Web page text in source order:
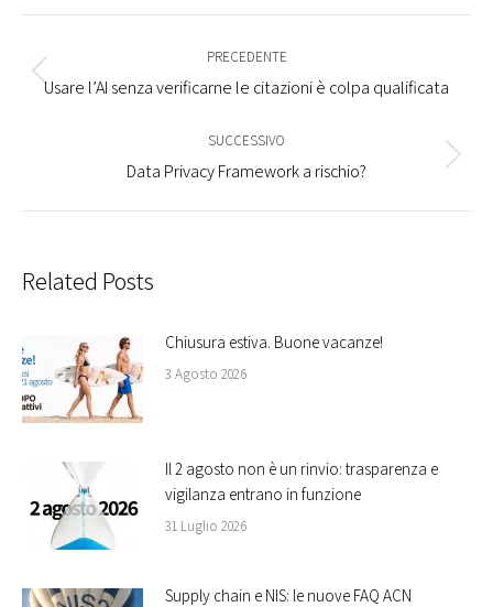
di
navigazione
PRECEDENTE
Stile
Usare l’AI senza verificarne le citazioni è colpa qualificata
SUCCESSIVO
Numero
posts:
Data Privacy Framework a rischio?
Related Posts
Chiusura estiva. Buone vacanze!
3 Agosto 2026
Il 2 agosto non è un rinvio: trasparenza e
vigilanza entrano in funzione
31 Luglio 2026
Supply chain e NIS: le nuove FAQ ACN